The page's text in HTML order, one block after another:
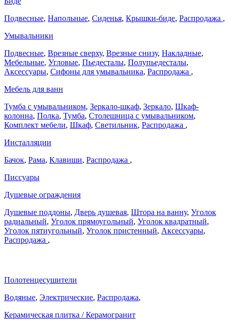
Подвесные, Напольные, Сиденья, Крышки-биде, Распродажа ,
Умывальники
Подвесные, Врезные сверху, Врезные снизу, Накладные,
Мебельные, Угловые, Пьедесталы, Полупьедесталы,
Аксессуары, Сифоны для умывальника, Распродажа ,
Мебель для ванн
Тумба с умывальником, Зеркало-шкаф, Зеркало, Шкаф-
колонна, Полка, Тумба, Столешница с умывальником,
Комплект мебели, Шкаф, Светильник, Распродажа ,
Инсталляции
Бачок, Рама, Клавиши, Распродажа ,
Писсуары
Душевые ограждения
Душевые поддоны, Дверь душевая, Штора на ванну, Уголок
радиальный, Уголок прямоугольный, Уголок квадратный,
Уголок пятиугольный, Уголок пристенный, Аксессуары,
Распродажа ,
Полотенцесушители
Водяные, Электрические, Распродажа,
Керамическая плитка / Керамогранит